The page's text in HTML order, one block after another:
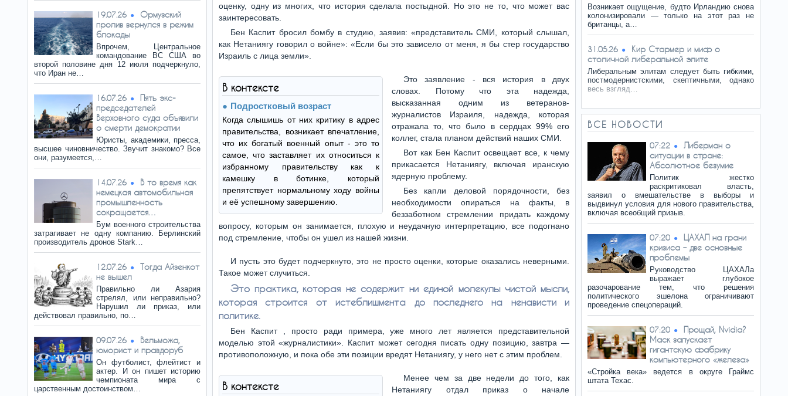
19.07.26
Ормузский
пролив вернулся в режим
блокады
Впрочем, Центральное
командование ВС США во
второй половине дня 12 июля подчеркнуло,
что Иран не…
16.07.26
Пять экс-
председателей
Верховного суда объявили
о смерти демократии
Юристы, академики, пресса,
высшее чиновничество. Звучит знакомо? Все
они, разумеется,…
14.07.26
В то время как
немецкая автомобильная
промышленность
сокращается…
Бум военного строительства
затрагивает не одну компанию. Берлинский
производитель дронов Stark…
12.07.26
Тогда Айзенкот
не вышел
Правильно ли Азария
стрелял, или неправильно?
Нарушил ли приказ, или
действовал правильно, по…
09.07.26
Вельможа,
юморист и правдоруб
Он футболист, флейтист и
актер. И он пишет историю
чемпионата мира с
царственным достоинством…
оценку, одну из многих, что история сделала постыдной. Но это не то, что может вас
заинтересовать.
Бен Каспит бросил бомбу в студию, заявив: «представитель СМИ, который слышал,
как Нетаниягу говорил о войне»: «Если бы это зависело от меня, я бы стер государство
Израиль с лица земли».
В контексте
Подростковый возраст
Когда слышишь от них критику в адрес
правительства, возникает впечатление,
что их богатый военный опыт - это то
самое, что заставляет их относиться к
избранному правительству как к
камешку в ботинке, который
препятствует нормальному ходу войны
и её успешному завершению.
Это заявление - вся история в двух
словах. Потому что эта надежда,
высказанная одним из ветеранов-
журналистов Израиля, надежда, которая
отражала то, что было в сердцах 99% его
коллег, стала планом действий наших СМИ.
Вот как Бен Каспит освещает все, к чему
прикасается Нетаниягу, включая иранскую
ядерную проблему.
Без капли деловой порядочности, без
необходимости опираться на факты, в
беззаботном стремлении придать каждому
вопросу, которым он занимается, плохую и неудачную интерпретацию, все подогнано
под стремление, чтобы он ушел из нашей жизни.
И пусть это будет подчеркнуто, это не просто оценки, которые оказались неверными.
Такое может случиться.
Это практика, которая не содержит ни единой молекулы чистой мысли,
которая строится от истеблишмента до последнего на ненависти и
политике.
Бен Каспит , просто ради примера, уже много лет является представительной
моделью этой «журналистики». Каспит может сегодня писать одну позицию, завтра —
противоположную, и пока обе эти позиции вредят Нетаниягу, у него нет с этим проблем.
В контексте
Менее чем за две недели до того, как
Нетаниягу отдал приказ о начале
Возникает ощущение, будто Ирландию снова
колонизировали — только на этот раз не
британцы, а…
31.05.26
Кир Стармер и миф о
столичной либеральной элите
Либеральным элитам следует быть гибкими,
постмодернистскими, скептичными, однако
весь взгляд…
ВСЕ НОВОСТИ
07:22
Либерман о
ситуации в стране:
Абсолютное безумие
Политик жестко
раскритиковал власть,
заявил о вмешательстве в выборы и
выдвинул условия для нового правительства,
включая всеобщий призыв.
07:20
ЦАХАЛ на грани
кризиса – две основные
проблемы
Руководство ЦАХАЛа
выражает глубокое
разочарование тем, что решения
политического эшелона ограничивают
проведение спецопераций.
07:20
Прощай, Nvidia?
Маск запускает
гигантскую фабрику
компьютерного «железа»
«Стройка века» ведется в округе Граймс
штата Техас.